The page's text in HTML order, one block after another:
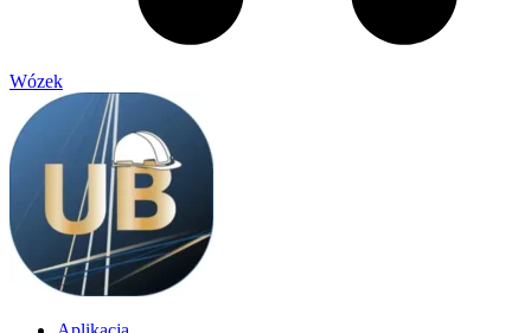
Wózek